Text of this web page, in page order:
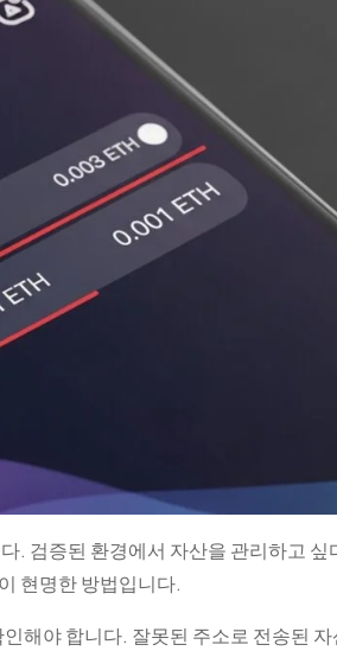
. 검증된 환경에서 자산을 관리하고 싶
현명한 방법입니다.
해야 합니다. 잘못된 주소로 전송된